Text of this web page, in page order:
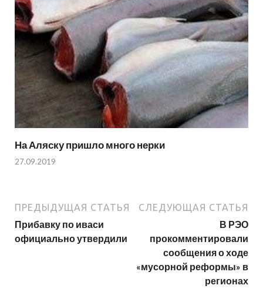
На Аляску пришло много нерки
27.09.2019
ПРЕДЫДУЩАЯ СТАТЬЯ
Прибавку по иваси
официально утвердили
СЛЕДУЮЩАЯ СТАТЬЯ
В РЭО
прокомментировали
сообщения о ходе
«мусорной реформы» в
регионах